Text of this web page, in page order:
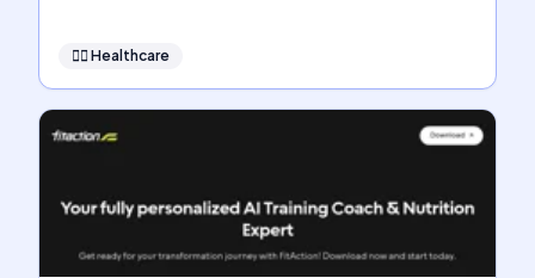
👩‍⚕️ Healthcare